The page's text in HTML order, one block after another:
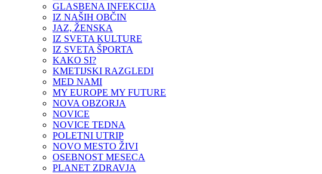
GLASBENA INFEKCIJA
IZ NAŠIH OBČIN
JAZ, ŽENSKA
IZ SVETA KULTURE
IZ SVETA ŠPORTA
KAKO SI?
KMETIJSKI RAZGLEDI
MED NAMI
MY EUROPE MY FUTURE
NOVA OBZORJA
NOVICE
NOVICE TEDNA
POLETNI UTRIP
NOVO MESTO ŽIVI
OSEBNOST MESECA
PLANET ZDRAVJA